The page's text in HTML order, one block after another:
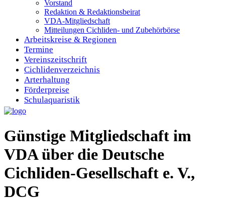
Vorstand
Redaktion & Redaktionsbeirat
VDA-Mitgliedschaft
Mitteilungen Cichliden- und Zubehörbörse
Arbeitskreise & Regionen
Termine
Vereinszeitschrift
Cichlidenverzeichnis
Arterhaltung
Förderpreise
Schulaquaristik
Günstige Mitgliedschaft im
VDA über die Deutsche
Cichliden-Gesellschaft e. V.,
DCG